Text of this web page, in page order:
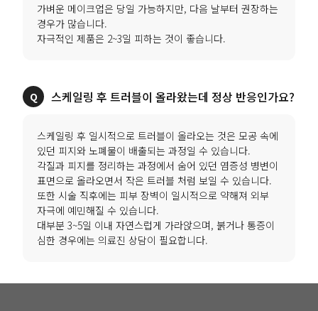
가벼운 메이크업은 당일 가능하지만, 다음 날부터 권장하는
경우가 많습니다.
자극적인 제품은 2~3일 피하는 것이 좋습니다.
스케일링 후 트러블이 올라왔는데 정상 반응인가요?
스케일링 후 일시적으로 트러블이 올라오는 것은 모공 속에
있던 피지와 노폐물이 배출되는 과정일 수 있습니다.
각질과 피지를 정리하는 과정에서 숨어 있던 염증성 병변이
표면으로 올라오면서 작은 트러블 처럼 보일 수 있습니다.
또한 시술 직후에는 피부 장벽이 일시적으로 약해져 외부
자극에 예민해질 수 있습니다.
대부분 3~5일 이내 자연스럽게 가라앉으며, 붉거나 통증이
심한 경우에는 의료진 상담이 필요합니다.